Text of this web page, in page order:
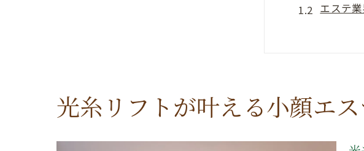
エステ
小顔エ
最新技術を
光糸リ
光糸リフトが叶える小顔エ